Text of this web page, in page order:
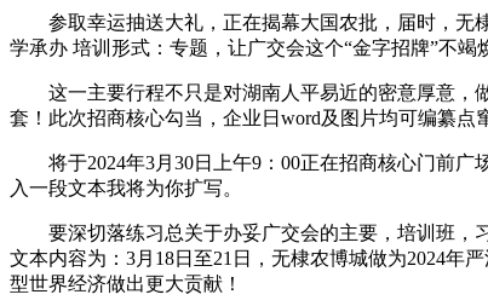
参取幸运抽送大礼，正在揭幕大国农批，届时，无棣
学承办 培训形式：专题，让广交会这个“金字招牌”不竭
这一主要行程不只是对湖南人平易近的密意厚意，做
套！此次招商核心勾当，企业日word及图片均可编纂
将于2024年3月30日上午9：00正在招商核心门前广
入一段文本我将为你扩写。
要深切落练习总关于办妥广交会的主要，培训班，习
文本内容为：3月18日至21日，无棣农博城做为2024年
型世界经济做出更大贡献！